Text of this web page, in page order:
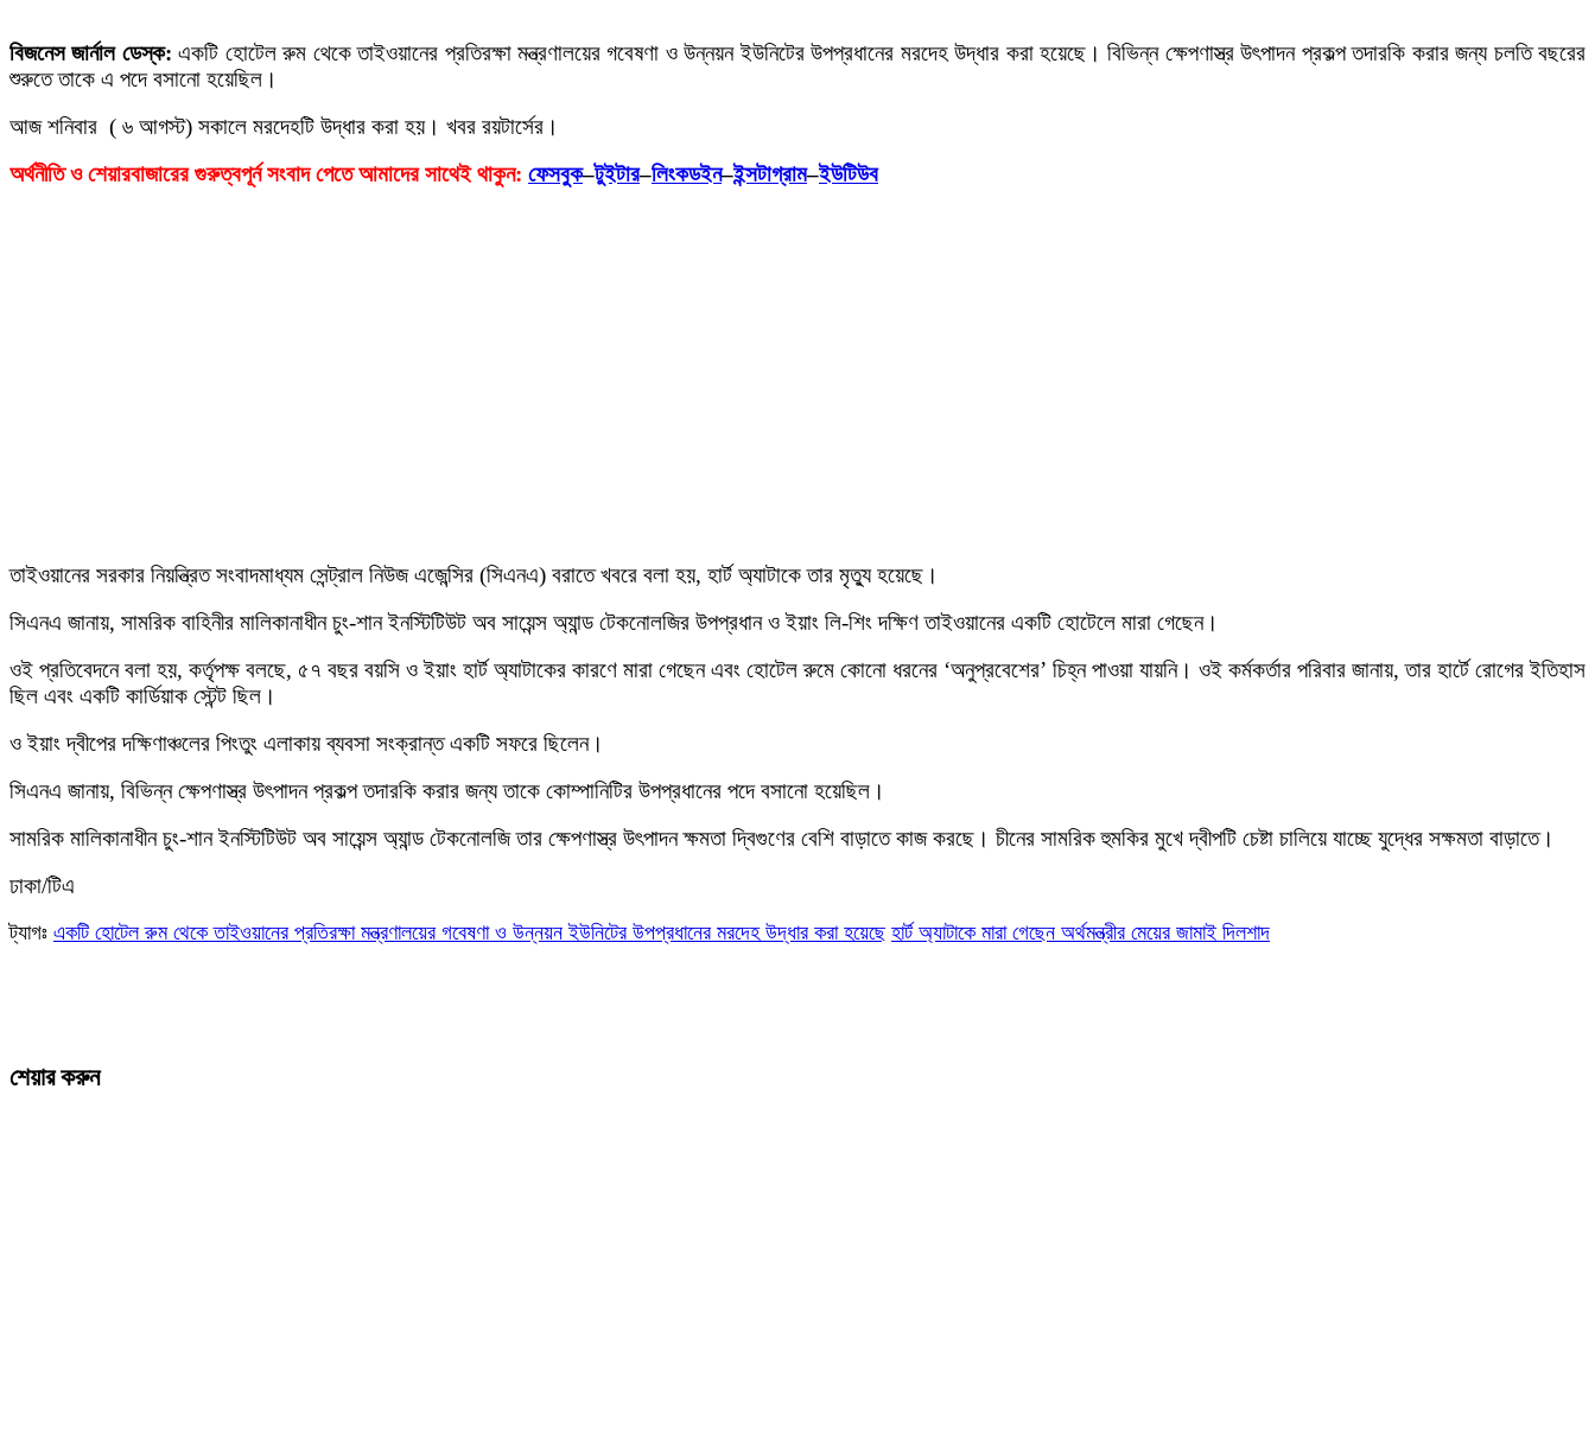
বিজনেস জার্নাল ডেস্ক:একটি হোটেল রুম থেকে তাইওয়ানের প্রতিরক্ষা মন্ত্রণালয়ের গবেষণা ও উন্নয়ন ইউনিটের উপপ্রধানের মরদেহ উদ্ধার করা হয়েছে। বিভিন্ন ক্ষেপণাস্ত্র উৎপাদন প্রকল্প তদারকি করার জন্য চলতি বছরের
শুরুতে তাকে এ পদে বসানো হয়েছিল।
আজ শনিবার ( ৬ আগস্ট) সকালে মরদেহটি উদ্ধার করা হয়। খবর রয়টার্সের।
অর্থনীতি ও শেয়ারবাজারের গুরুত্বপূর্ন সংবাদ পেতে আমাদের সাথেই থাকুন: ফেসবুক–টুইটার–লিংকডইন–ইন্সটাগ্রাম–ইউটিউব
তাইওয়ানের সরকার নিয়ন্ত্রিত সংবাদমাধ্যম সেন্ট্রাল নিউজ এজেন্সির (সিএনএ) বরাতে খবরে বলা হয়, হার্ট অ্যাটাকে তার মৃত্যু হয়েছে।
সিএনএ জানায়, সামরিক বাহিনীর মালিকানাধীন চুং-শান ইনস্টিটিউট অব সায়েন্স অ্যান্ড টেকনোলজির উপপ্রধান ও ইয়াং লি-শিং দক্ষিণ তাইওয়ানের একটি হোটেলে মারা গেছেন।
ওই প্রতিবেদনে বলা হয়, কর্তৃপক্ষ বলছে, ৫৭ বছর বয়সি ও ইয়াং হার্ট অ্যাটাকের কারণে মারা গেছেন এবং হোটেল রুমে কোনো ধরনের ‘অনুপ্রবেশের’ চিহ্ন পাওয়া যায়নি। ওই কর্মকর্তার পরিবার জানায়, তার হার্টে রোগের ইতিহাস
ছিল এবং একটি কার্ডিয়াক স্টেন্ট ছিল।
ও ইয়াং দ্বীপের দক্ষিণাঞ্চলের পিংতুং এলাকায় ব্যবসা সংক্রান্ত একটি সফরে ছিলেন।
সিএনএ জানায়, বিভিন্ন ক্ষেপণাস্ত্র উৎপাদন প্রকল্প তদারকি করার জন্য তাকে কোম্পানিটির উপপ্রধানের পদে বসানো হয়েছিল।
সামরিক মালিকানাধীন চুং-শান ইনস্টিটিউট অব সায়েন্স অ্যান্ড টেকনোলজি তার ক্ষেপণাস্ত্র উৎপাদন ক্ষমতা দ্বিগুণের বেশি বাড়াতে কাজ করছে। চীনের সামরিক হুমকির মুখে দ্বীপটি চেষ্টা চালিয়ে যাচ্ছে যুদ্ধের সক্ষমতা বাড়াতে।
ঢাকা/টিএ
ট্যাগঃ একটি হোটেল রুম থেকে তাইওয়ানের প্রতিরক্ষা মন্ত্রণালয়ের গবেষণা ও উন্নয়ন ইউনিটের উপপ্রধানের মরদেহ উদ্ধার করা হয়েছে হার্ট অ্যাটাকে মারা গেছেন অর্থমন্ত্রীর মেয়ের জামাই দিলশাদ
শেয়ার করুন